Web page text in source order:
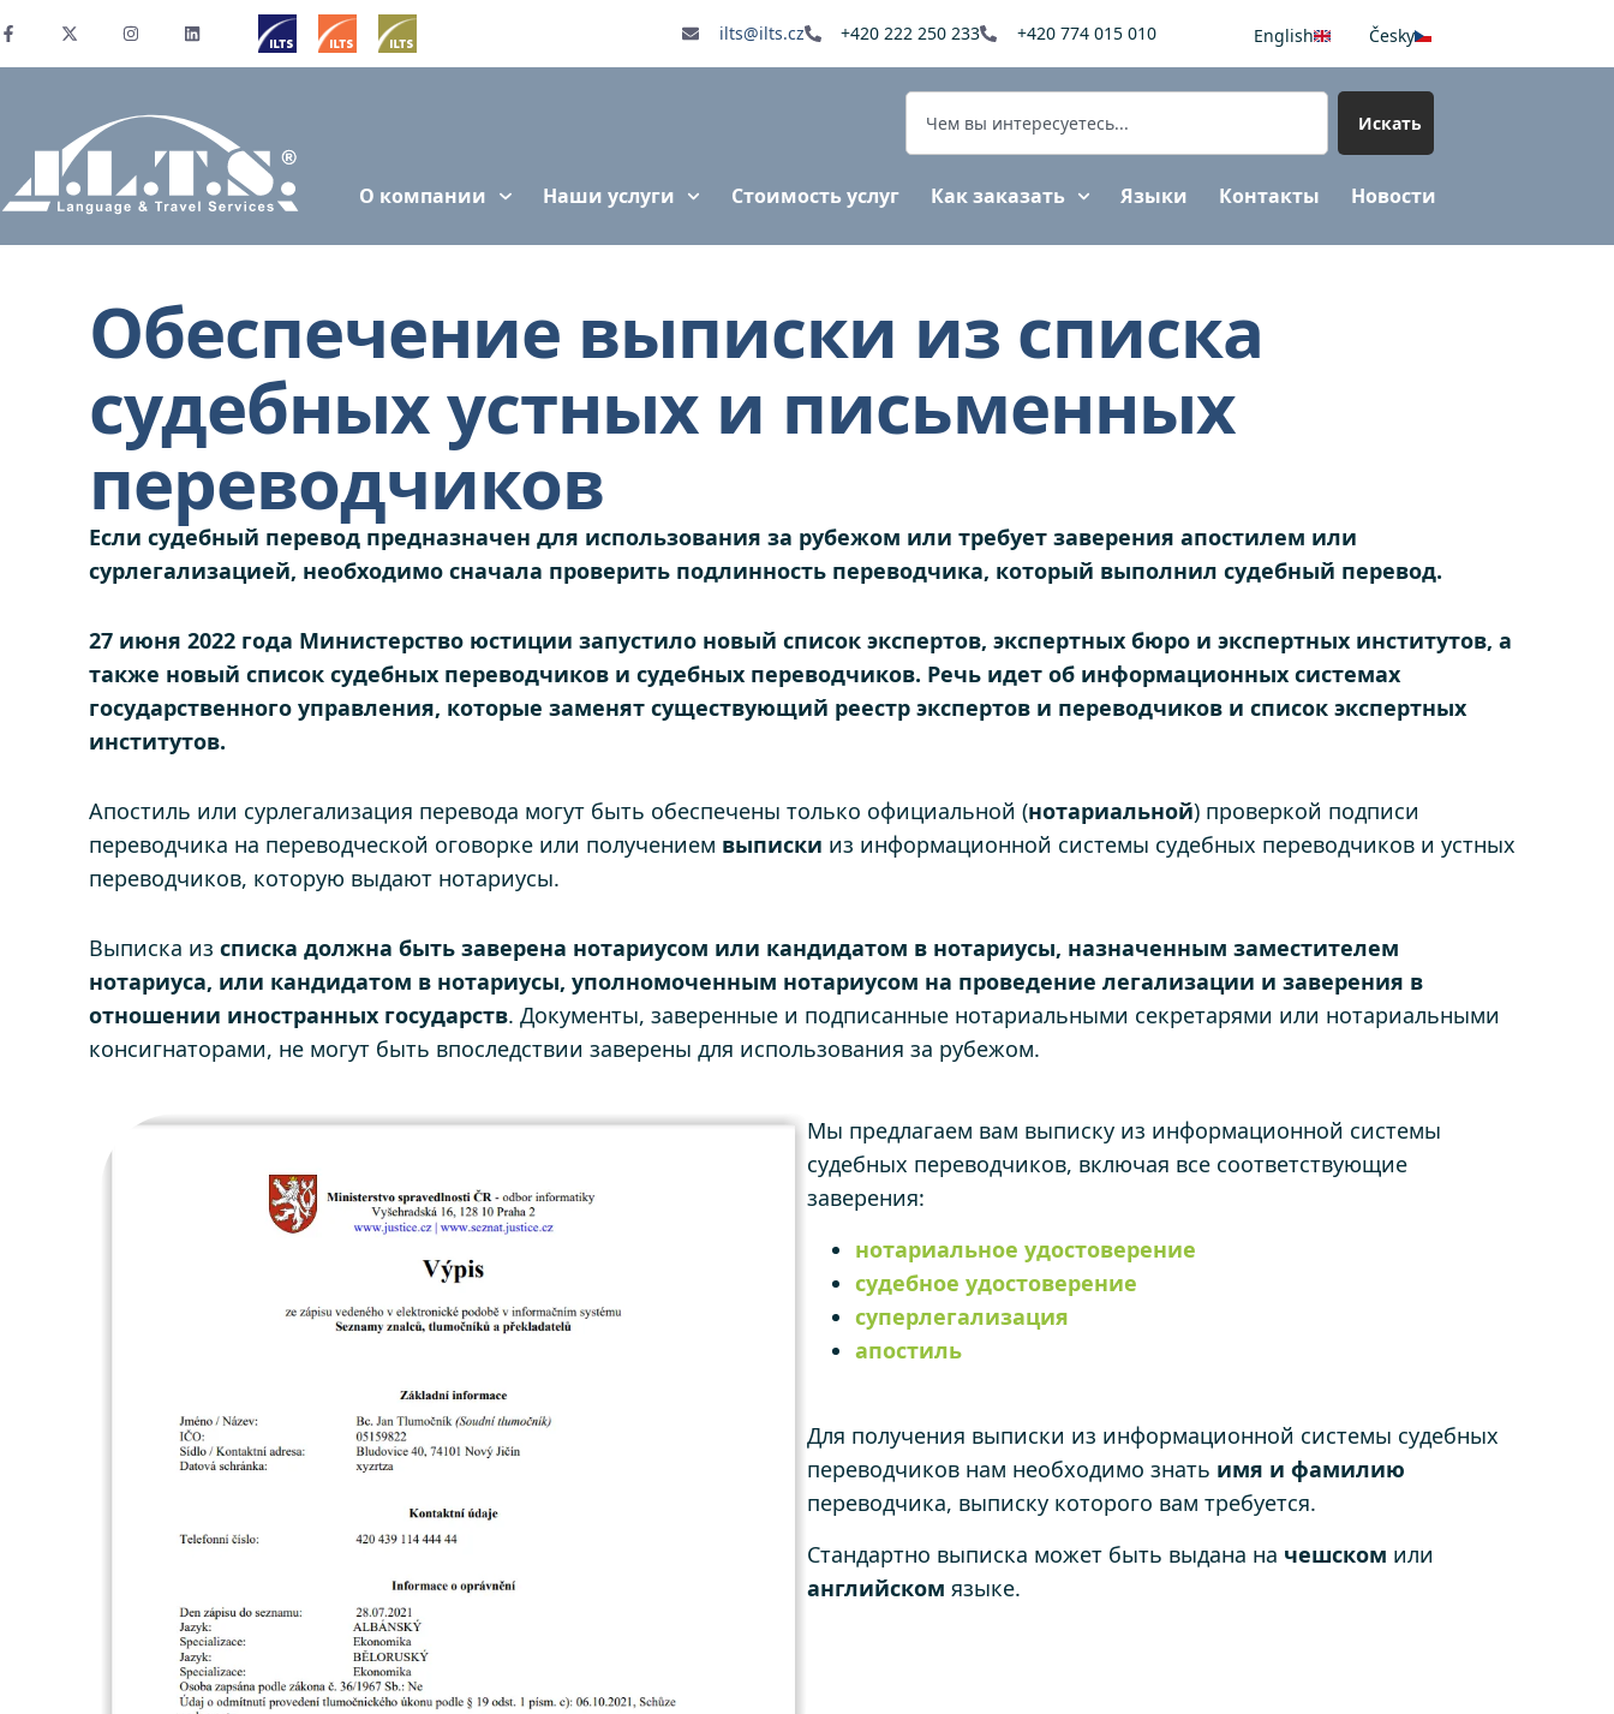
ilts@ilts.cz +420 222 250 233 +420 774 015 010 English Česky
Искать
О компании Наши услуги Стоимость услуг Как заказать Языки Контакты Новости
Обеспечение выписки из списка
судебных устных и письменных
переводчиков
Если судебный перевод предназначен для использования за рубежом или требует заверения апостилем или
сурлегализацией, необходимо сначала проверить подлинность переводчика, который выполнил судебный перевод.
27 июня 2022 года Министерство юстиции запустило новый список экспертов, экспертных бюро и экспертных институтов, а
также новый список судебных переводчиков и судебных переводчиков. Речь идет об информационных системах
государственного управления, которые заменят существующий реестр экспертов и переводчиков и список экспертных
институтов.
Апостиль или сурлегализация перевода могут быть обеспечены только официальной (нотариальной) проверкой подписи
переводчика на переводческой оговорке или получением выписки из информационной системы судебных переводчиков и устных
переводчиков, которую выдают нотариусы.
Выписка из списка должна быть заверена нотариусом или кандидатом в нотариусы, назначенным заместителем
нотариуса, или кандидатом в нотариусы, уполномоченным нотариусом на проведение легализации и заверения в
отношении иностранных государств. Документы, заверенные и подписанные нотариальными секретарями или нотариальными
консигнаторами, не могут быть впоследствии заверены для использования за рубежом.
Мы предлагаем вам выписку из информационной системы
судебных переводчиков, включая все соответствующие
заверения:
нотариальное удостоверение
судебное удостоверение
суперлегализация
апостиль
Для получения выписки из информационной системы судебных
переводчиков нам необходимо знать имя и фамилию
переводчика, выписку которого вам требуется.
Стандартно выписка может быть выдана на чешском или
английском языке.